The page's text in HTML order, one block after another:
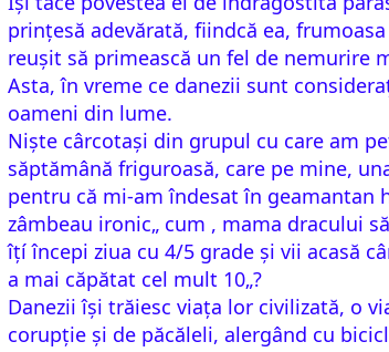
prințesă adevărată, fiindcă ea,
reușit să primească un fel de nemurire
Asta, în vreme ce danezii sunt
oameni din lume.
Niște cârcotași din grupul cu care am
săptămână friguroasă, care pe mine,
pentru că mi-am îndesat în geamantan
zâmbeau ironic„ cum , mama dracului
îțí începi ziua cu 4/5 grade și vii acasă
a mai căpătat cel mult 10„?
Danezii își trăiesc viața lor civilizată, o
corupție și de păcăleli, alergând cu